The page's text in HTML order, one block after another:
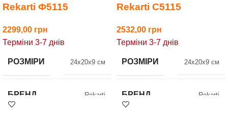
Rekarti Ф5115
2299,00
Терміни 3-7 днів
РОЗМІРИ 24x20x9 см
БРЕНД Rekarti
Rekarti С5115
2532,00
Терміни 3-7 днів
РОЗМІРИ 24x20x9 см
БРЕНД Rekarti